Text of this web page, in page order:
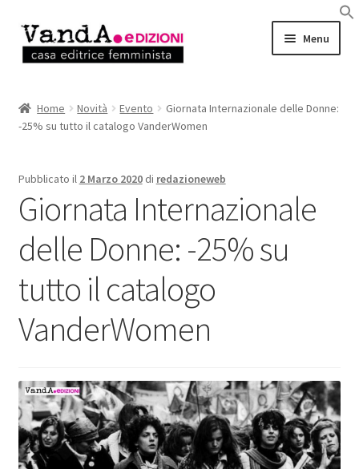
Vai
alla
Vai
al
Menu
EBOOK
AUTRICI e AUTORI
EVENTI
RASSEGNA STAMPA
CHI SIAMO
Home Novità Evento
Giornata Internazionale delle Donne:
-25% su tutto il catalogo VanderWomen
Pubblicato il 2 Marzo 2020 di redazioneweb
Giornata Internazionale
delle Donne: -25% su
tutto il catalogo
VanderWomen